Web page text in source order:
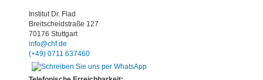
Institut Dr. Flad
Breitscheidstraße 127
70176 Stuttgart
info@chf.de
(+49) 0711 637460